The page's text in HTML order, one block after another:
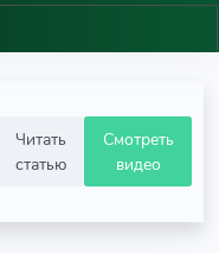
Читать
статью
Смотреть
видео